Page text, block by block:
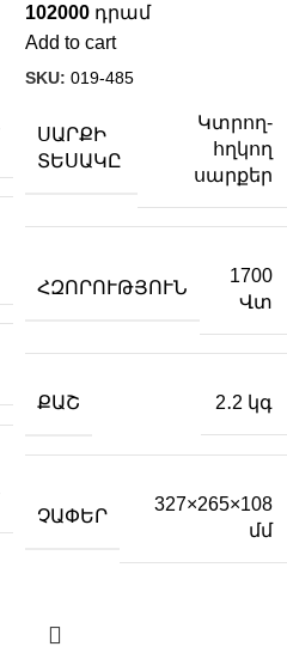
102000
Add to cart
SKU: 019-485
ՍԱՐՔԻ
ՏԵՍԱԿԸ
Կտրող-
հղկող
սարքեր
ՀԶՈՐՈՒԹՅՈՒՆ
1700
Վտ
ՔԱՇ 2․2 կգ
ՉԱՓԵՐ
327×265×108
մմ